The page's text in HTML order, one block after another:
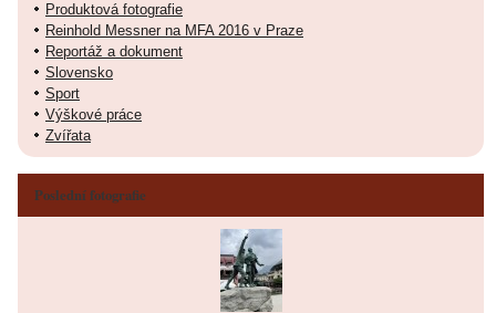
Produktová fotografie
Reinhold Messner na MFA 2016 v Praze
Reportáž a dokument
Slovensko
Sport
Výškové práce
Zvířata
Poslední fotografie